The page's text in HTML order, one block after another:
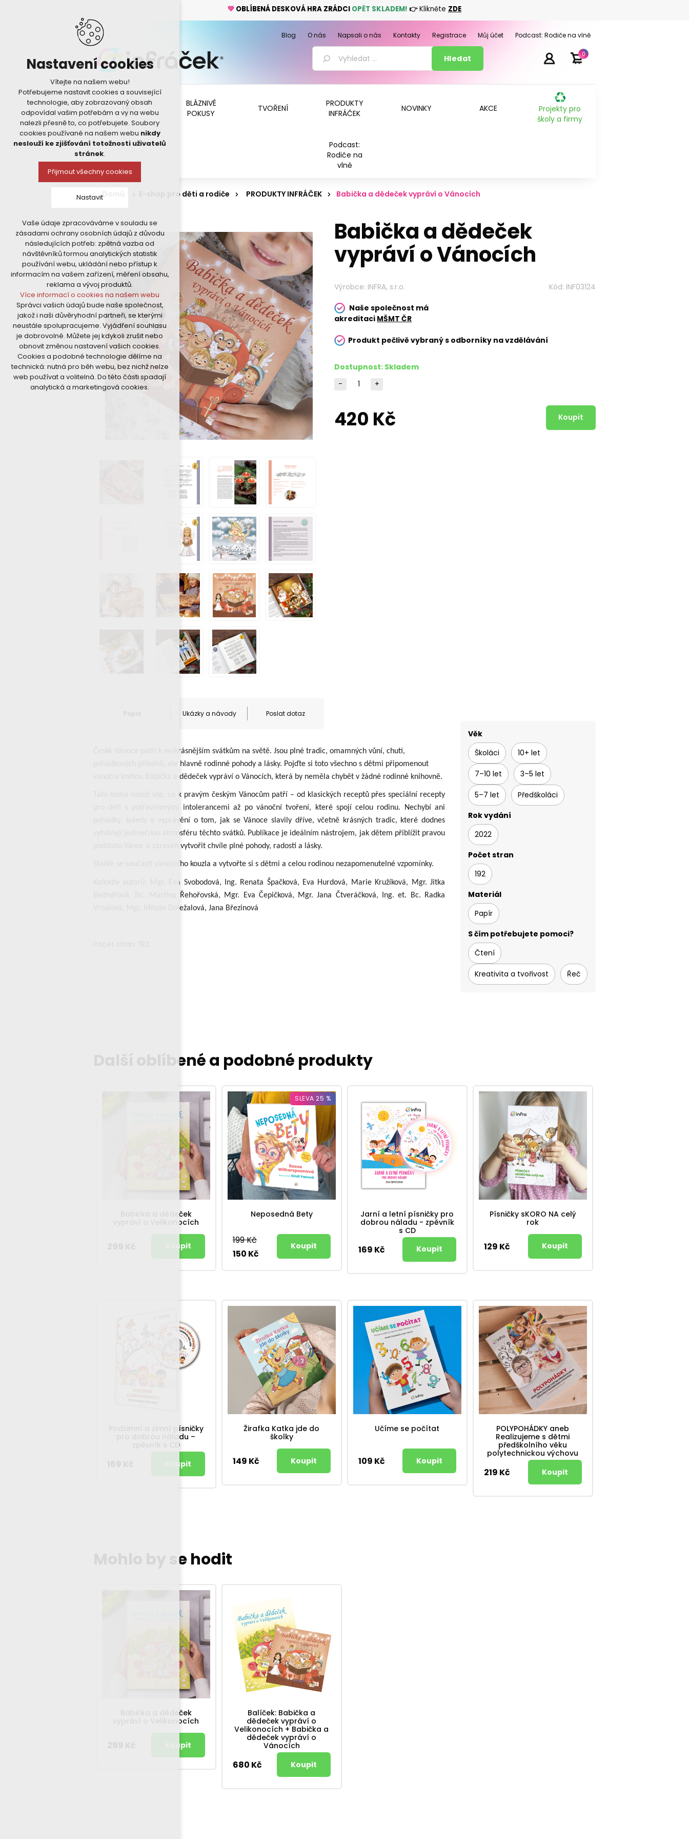
💚 OBLÍBENÁ DESKOVÁ HRA ZRÁDCI OPĚT SKLADEM! 👉Klikněte ZDE
Nastavení cookies
Vítejte na našem webu!
Potřebujeme nastavit cookies a související
technologie, aby zobrazovaný obsah
odpovídal vašim potřebám a vy na webu
nalezli přesně to, co potřebujete. Soubory
cookies používané na našem webu nikdy
neslouží ke zjišťování totožnosti uživatelů
stránek.
Přijmout všechny cookies
Nastavit
Technická cookies
nutná pro provozování webu
udržení kontextu stránek (session):
případná přihlášení, volby jazyka, apod.
Volitelná cookies
analytická pro anonymizované
vyhodnocení návštěvnosti
marketingová cookies (Google)
Více informací o cookies na našem webu
Přijmout všechny cookies
Odmítnout vše
Vaše údaje zpracováváme v souladu se
zásadami ochrany osobních údajů z důvodu
následujících potřeb: zpětná vazba od
návštěvníků formou analytických statistik
používání webu, ukládání nebo přístup k
informacím na vašem zařízení, měření obsahu,
reklama a vývoj produktů.
Více informací o cookies na našem webu
Správci vašich údajů bude naše společnost,
jakož i naši důvěryhodní partneři, se kterými
neustále spolupracujeme. Vyjádření souhlasu
je dobrovolné. Můžete jej kdykoli zrušit nebo
obnovit změnou nastavení vašich cookies.
Cookies a podobné technologie dělíme na
technická: nutná pro běh webu, bez nichž nelze
web používat a volitelná. Do této části spadají
analytická a marketingová cookies.
0
HRY
BLÁZNIVÉ
POKUSY
TVOŘENÍ
PRODUKTY
INFRÁČEK
NOVINKY AKCE
Projekty pro
školy a firmy
Podcast:
Rodiče na
vlně
Blog O nás Napsali o nás Kontakty Registrace Můj účet Podcast: Rodiče na vlně
Domů E-shop pro děti a rodiče PRODUKTY INFRÁČEK Babička a dědeček vypráví o Vánocích
Babička a dědeček
vypráví o Vánocích
Výrobce: INFRA, s.r.o. Kód: INF03124
Naše společnost má
akreditaci MŠMT ČR
Produkt pečlivě vybraný s odborníky na vzdělávání
Dostupnost: Skladem
420 Kč
- +
Ukázky a návody Poslat dotaz
České Vánoce patří k nejkrásnějším svátkům na světě. Jsou plné tradic, omamných vůní, chutí,
pohádkových příběhů, ale hlavně rodinné pohody a lásky. Pojďte si toto všechno s dětmi připomenout
vánoční knihou Babička a dědeček vypráví o Vánocích, která by neměla chybět v žádné rodinné knihovně.
Tato kniha nabízí vše, co k pravým českým Vánocům patří – od klasických receptů přes speciální recepty
pro děti s potravinovými intolerancemi až po vánoční tvoření, které spojí celou rodinu. Nechybí ani
pohádky, koledy a vyprávění o tom, jak se Vánoce slavily dříve, včetně krásných tradic, které dodnes
vytvářejí jedinečnou atmosféru těchto svátků. Publikace je ideálním nástrojem, jak dětem přiblížit pravou
podstatu Vánoc a zároveň vytvořit chvíle plné pohody, radosti a lásky.
Staňte se součástí vánočního kouzla a vytvořte si s dětmi a celou rodinou nezapomenutelné vzpomínky.
Kolektiv autorů: Mgr. Eva Svobodová, Ing. Renata Špačková, Eva Hurdová, Marie Kružíková, Mgr. Jitka
Bednářová, Bc. Martina Řehořovská, Mgr. Eva Čepičková, Mgr. Jana Čtveráčková, Ing. et. Bc. Radka
Vrzalová, Mgr. Miluše Doležalová, Jana Březinová
Věk
Školáci
10+ let
7–10 let 3–5 let
5–7 let
Předškoláci
Rok vydání
2022
Počet stran
192
Materiál
Papír
S čím potřebujete pomoci?
Čtení
Kreativita a tvořivost Řeč
Další oblíbené a podobné produkty
Babička a dědeček
vypráví o Velikonocích
SLEVA 25 %
Neposedná Bety
199 Kč
150 Kč
Jarní a letní písničky pro
dobrou náladu - zpěvník
s CD
169 Kč
Písničky sKORO NA celý
rok
129 Kč
Podzimní a zimní písničky
pro dobrou náladu –
zpěvník s CD
Žirafka Katka jde do
školky
149 Kč
Učíme se počítat
109 Kč
POLYPOHÁDKY aneb
Realizujeme s dětmi
předškolního věku
polytechnickou výchovu
219 Kč
Mohlo by se hodit
Babička a dědeček
vypráví o Velikonocích
Balíček: Babička a
dědeček vypráví o
Velikonocích + Babička a
dědeček vypráví o
Vánocích
680 Kč